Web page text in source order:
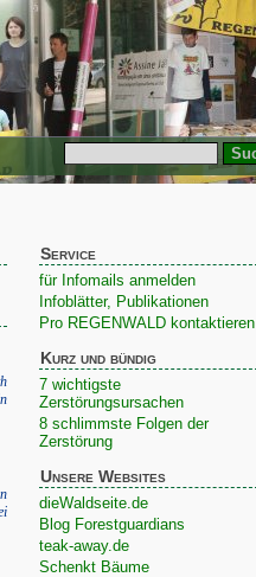
Service
für Infomails anmelden
Infoblätter, Publikationen
Pro REGENWALD kontaktieren
Kurz und bündig
7 wichtigste
Zerstörungsursachen
8 schlimmste Folgen der
Zerstörung
Unsere Websites
dieWaldseite.de
Blog Forestguardians
teak-away.de
Schenkt Bäume